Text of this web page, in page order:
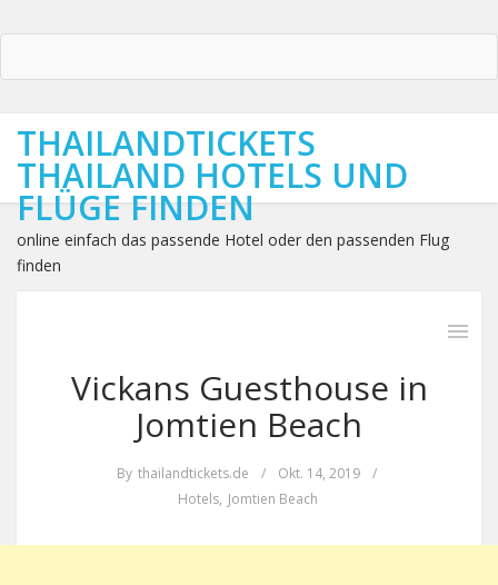
THAILANDTICKETS
THAILAND HOTELS UND
FLÜGE FINDEN
online einfach das passende Hotel oder den passenden Flug
finden
Vickans Guesthouse in
Jomtien Beach
By thailandtickets.de / Okt. 14, 2019
/
Hotels, Jomtien Beach